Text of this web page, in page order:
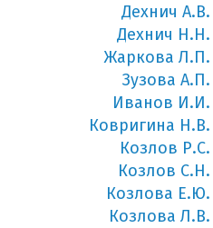
Дехнич А.В.
Дехнич Н.Н.
Жаркова Л.П.
Зузова А.П.
Иванов И.И.
Ковригина Н.В.
Козлов Р.С.
Козлов С.Н.
Козлова Е.Ю.
Козлова Л.В.